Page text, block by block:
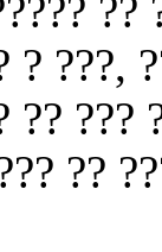
??
? ???,
??
??